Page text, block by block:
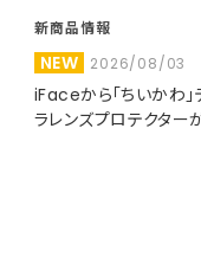
新商品情報
NEW 2026/08/03
iFaceから「ちいかわ
ラレンズプロテクター